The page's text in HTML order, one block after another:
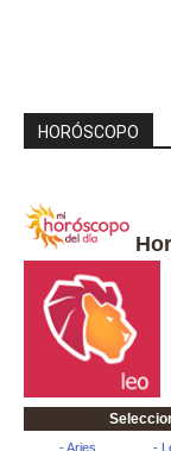
HORÓSCOPO